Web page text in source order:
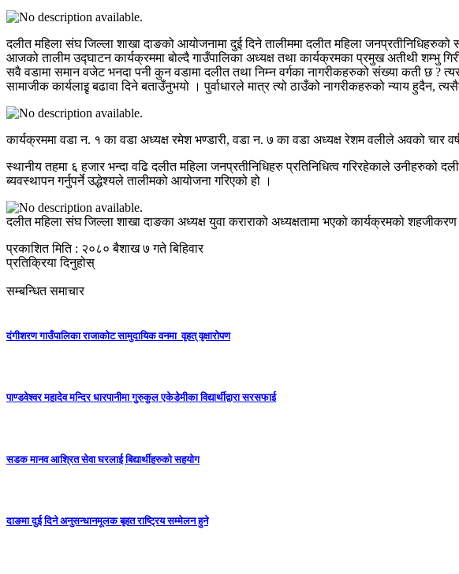
दलीत महिला संघ जिल्ला शाखा दाङको आयोजनामा दुई दिने तालीममा दलीत महिला जनप्रतीनिधिहरुको
आजको तालीम उद्घाटन कार्यक्रममा बोल्दै गाउँपालिका अध्यक्ष तथा कार्यक्रमका प्रमुख अतीथी शम्भु
सवै वडामा समान वजेट भनदा पनी कुन वडामा दलीत तथा निम्न वर्गका नागरीकहरुको संख्या कती छ ?
सामाजीक कार्यलाइृ बढावा दिने बताउँनुभयो । पुर्वाधारले मात्र त्यो ठाउँको नागरीकहरुको न्याय हुदैन,
कार्यक्रममा वडा न. १ का वडा अध्यक्ष रमेश भण्डारी, वडा न. ७ का वडा अध्यक्ष रेशम वलीले अवको चार
स्थानीय तहमा ६ हजार भन्दा वढि दलीत महिला जनप्रतीनिधिहरु प्रतिनिधित्व गरिरहेकाले उनीहरुको
ब्यवस्थापन गर्नुपर्ने उद्धेश्यले तालीमको आयोजना गरिएको हो ।
दलीत महिला संघ जिल्ला शाखा दाङका अध्यक्ष युवा कराराको अध्यक्षतामा भएको कार्यक्रमको
प्रकाशित मिति : २०८० बैशाख ७ गते बिहिवार
प्रतिक्रिया दिनुहोस्
सम्बन्धित समाचार
दंगीशरण गाउँपालिका राजाकाेट सामुदायिक वनमा वृहत् वृक्षारोपण
पाण्डवेश्वर महादेव मन्दिर धारपानीमा गुरुकुल एकेडेमीका विद्यार्थीद्वारा सरसफाई
सडक मानव आश्रित सेवा घरलाई बिद्यार्थीहरुको सहयोग
दाङमा दुई दिने अनुसन्धानमूलक बृहत राष्ट्रिय सम्मेलन हुने